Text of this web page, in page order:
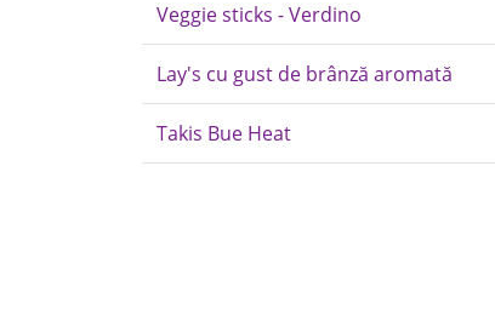
Veggie sticks - Verdino
Lay's cu gust de brânză aromată
Takis Bue Heat